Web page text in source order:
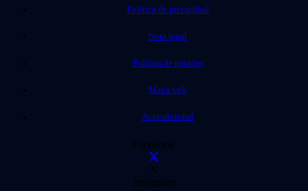
Política de privacidad
Nota legal
Política de cookies
Mapa web
Accesibilidad
Facebook
X
Instagram